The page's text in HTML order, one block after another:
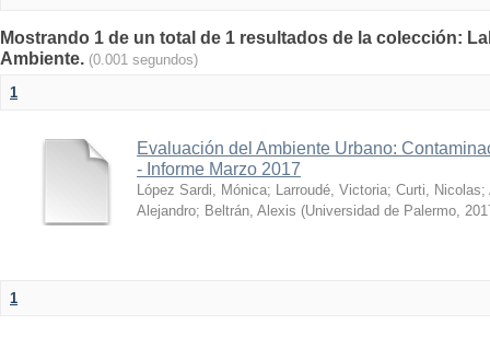
Mostrando 1 de un total de 1 resultados de la colección:
Ambiente. (0.001 segundos)
1
Evaluación del Ambiente Urbano:
- Informe Marzo 2017
López Sardi, Mónica; Larroudé, Victoria; Curti, Nicolas;
Alejandro; Beltrán, Alexis (Universidad de Palermo,
1